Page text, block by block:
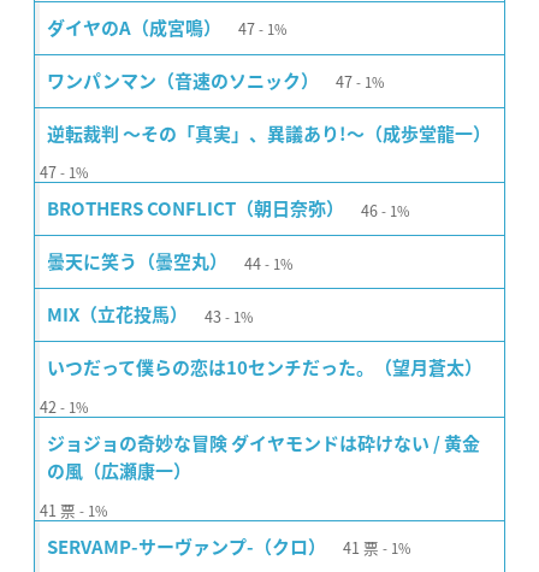
ダイヤのA（成宮鳴） 47 1%
ワンパンマン（音速のソニック） 47 1%
逆転裁判 〜その「真実」、異議あり!〜（成歩堂龍一）
47 1%
BROTHERS CONFLICT（朝日奈弥） 46 1%
曇天に笑う（曇空丸） 44 1%
MIX（立花投馬） 43 1%
いつだって僕らの恋は10センチだった。（望月蒼太）
42 1%
ジョジョの奇妙な冒険 ダイヤモンドは砕けない / 黄金
の風（広瀬康一）
41 票 1%
SERVAMP-サーヴァンプ-（クロ） 41 票 1%